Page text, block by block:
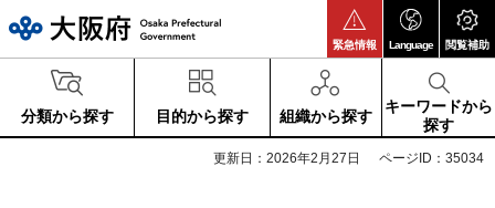
緊急情報 Language 閲覧補助
分類から探す 目的から探す 組織から探す
キーワードから
探す
更新日：2026年2月27日 ページID：35034